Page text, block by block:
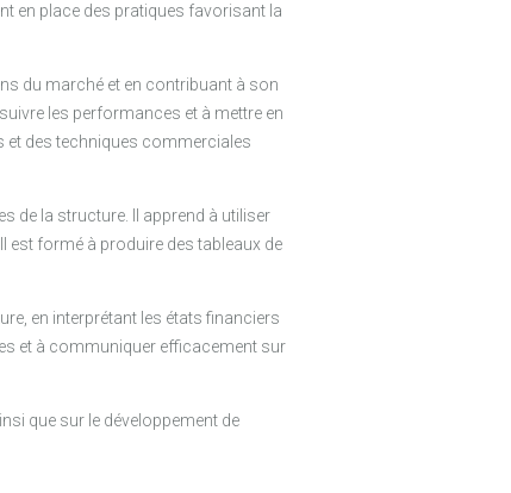
en place des pratiques favorisant la
du marché et en contribuant à son
les performances et à mettre en
et des techniques commerciales
de la structure. Il apprend à utiliser
est formé à produire des tableaux de
en interprétant les états financiers
et à communiquer efficacement sur
que sur le développement de